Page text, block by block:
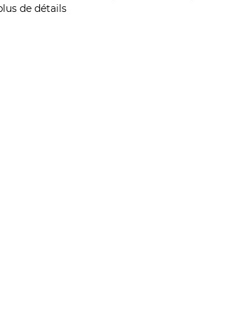
de détails